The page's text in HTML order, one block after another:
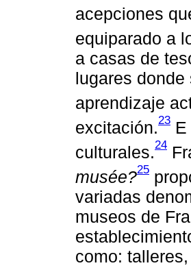
acepciones
equiparado a
a casas de
lugares
aprendizaje
excitación.23
culturales.24
musée?25
variadas
museos de
como: